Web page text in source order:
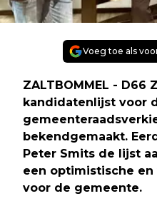
Voeg toe als
ZALTBOMMEL -
kandidatenlijst voor
bekendgemaakt.
Peter Smits de lijst
een optimistische
voor de gemeente.